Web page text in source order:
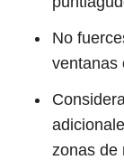
No
ventanas
zonas de